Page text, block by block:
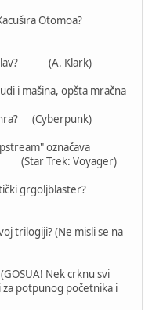
Otomoa?
lav? (A. Klark)
i mašina, opšta mračna
(Cyberpunk)
označava
Trek: Voyager)
grgoljblaster?
trilogiji? (Ne misli se na
Nek crknu svi
potpunog početnika i